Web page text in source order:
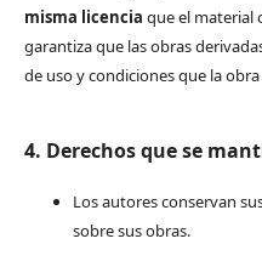
misma licencia que el material
garantiza que las obras
de uso y condiciones que la
4. Derechos que se
Los autores conservan
sobre sus obras.